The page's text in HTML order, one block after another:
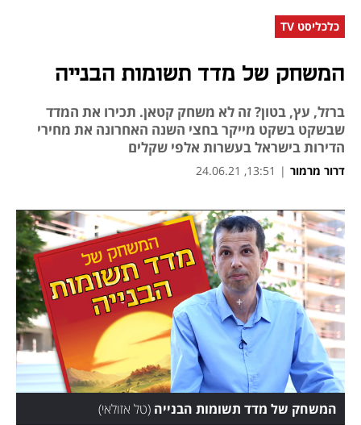
כלכליסט TV
המשחק של מדד תשומות הבנייה
ברזל, עץ, בטון? זה לא משחק קטאן. תכירו את המדד
שבשקט בשקט מייקר בחצי השנה האחרונה את מחירי
הדירות בישראל בעשרות אלפי שקלים
דרור מרמור |
13:51, 24.06.21
המשחק של מדד תשומות הבנייה (טל אזולאי)